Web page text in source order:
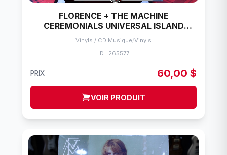
FLORENCE + THE MACHINE
CEREMONIALS UNIVERSAL ISLAND
RECORD VINYLE 33 TOURS
Vinyls / CD Musique/Vinyls
ID : 265577
PRIX 60,00 $
VOIR PRODUIT